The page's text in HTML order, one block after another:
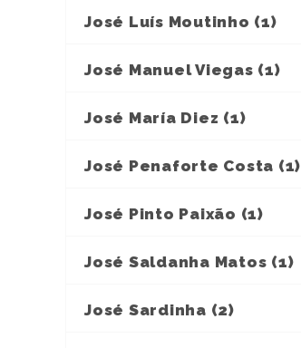
José Luís Moutinho (1)
José Manuel Viegas (1)
José María Diez (1)
José Penaforte Costa (1)
José Pinto Paixão (1)
José Saldanha Matos (1)
José Sardinha (2)